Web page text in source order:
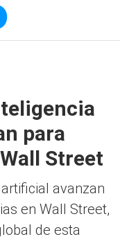
para
Street
avanzan
en Wall Street,
de esta